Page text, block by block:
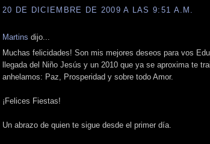
20 DE DICIEMBRE DE 2009 A LAS 9:51 A.M.
Martins dijo...
Muchas felicidades! Son mis mejores deseos para vos
llegada del Niño Jesús y un 2010 que ya se aproxima te
anhelamos: Paz, Prosperidad y sobre todo Amor.
¡Felices Fiestas!
Un abrazo de quien te sigue desde el primer día.